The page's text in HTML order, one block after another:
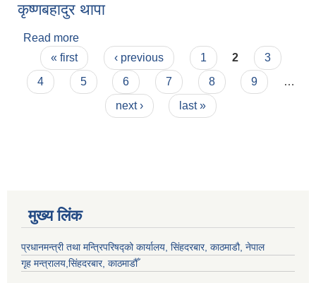
कृष्णबहादुर थापा
Read more
Pages
« first ‹ previous 1 2
3
4
5 6 7 8 9
…
next ›
last »
मुख्य लिंक
प्रधानमन्त्री तथा मन्त्रिपरिषद्को कार्यालय, सिंहदरबार, काठमाडौ, नेपाल
गृह मन्त्रालय,सिंहदरबार, काठमाडौँ